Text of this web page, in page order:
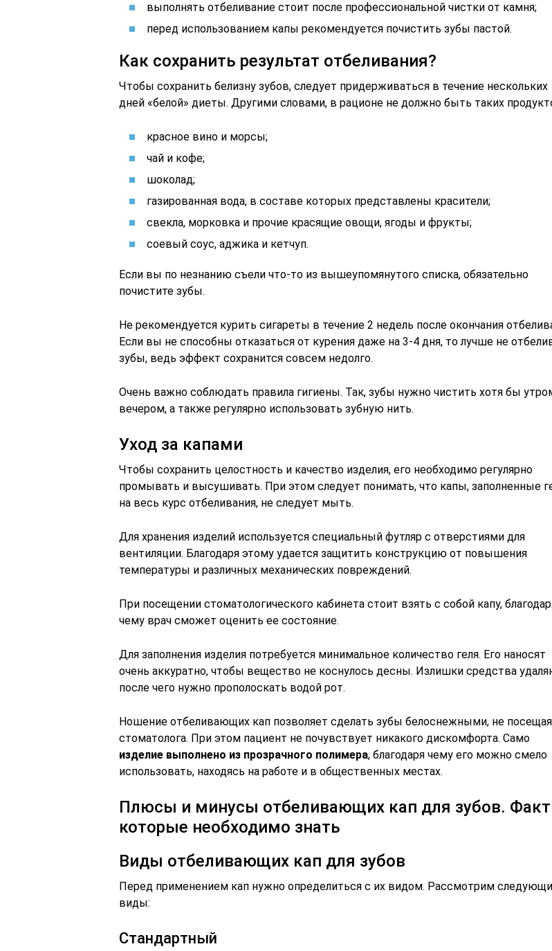
выполнять отбеливание стоит после профессиональной чистки от камня;
перед использованием капы рекомендуется почистить зубы пастой.
Как сохранить результат отбеливания?
Чтобы сохранить белизну зубов, следует придерживаться в течение нескольких
дней «белой» диеты. Другими словами, в рационе не должно быть таких
красное вино и морсы;
чай и кофе;
шоколад;
газированная вода, в составе которых представлены красители;
свекла, морковка и прочие красящие овощи, ягоды и фрукты;
соевый соус, аджика и кетчуп.
Если вы по незнанию съели что-то из вышеупомянутого списка, обязательно
почистите зубы.
Не рекомендуется курить сигареты в течение 2 недель после окончания
Если вы не способны отказаться от курения даже на 3-4 дня, то лучше не
зубы, ведь эффект сохранится совсем недолго.
Очень важно соблюдать правила гигиены. Так, зубы нужно чистить хотя бы
вечером, а также регулярно использовать зубную нить.
Уход за капами
Чтобы сохранить целостность и качество изделия, его необходимо регулярно
промывать и высушивать. При этом следует понимать, что капы, заполненные
на весь курс отбеливания, не следует мыть.
Для хранения изделий используется специальный футляр с отверстиями для
вентиляции. Благодаря этому удается защитить конструкцию от повышения
температуры и различных механических повреждений.
При посещении стоматологического кабинета стоит взять с собой капу,
чему врач сможет оценить ее состояние.
Для заполнения изделия потребуется минимальное количество геля. Его наносят
очень аккуратно, чтобы вещество не коснулось десны. Излишки средства
после чего нужно прополоскать водой рот.
Ношение отбеливающих кап позволяет сделать зубы белоснежными, не посещая
стоматолога. При этом пациент не почувствует никакого дискомфорта. Само
изделие выполнено из прозрачного полимера, благодаря чему его можно смело
использовать, находясь на работе и в общественных местах.
Плюсы и минусы отбеливающих кап для зубов.
которые необходимо знать
Виды отбеливающих кап для зубов
Перед применением кап нужно определиться с их видом. Рассмотрим
виды:
Стандартный